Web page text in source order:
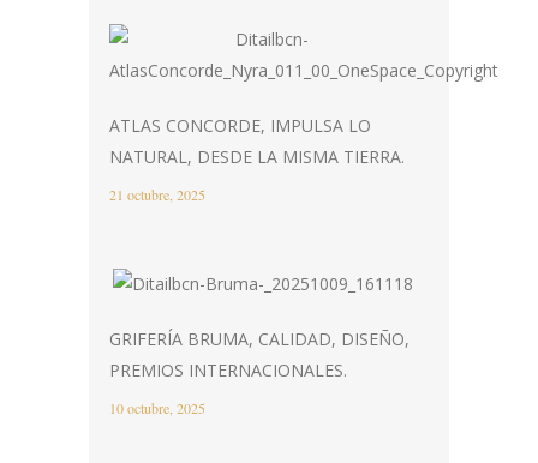
ATLAS CONCORDE, IMPULSA LO
NATURAL, DESDE LA MISMA TIERRA.
21 octubre, 2025
GRIFERÍA BRUMA, CALIDAD, DISEÑO,
PREMIOS INTERNACIONALES.
10 octubre, 2025